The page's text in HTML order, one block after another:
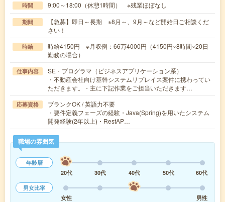
時間 9:00～18:00（休憩1時間） ※残業ほぼなし
期間
【急募】即日～長期 ※8月～、9月～など開始日ご相談くだ
さい！
時給
時給4150円 ※月収例：66万4000円（4150円×8時間×20日
勤務の場合）
仕事内容
SE・プログラマ（ビジネスアプリケーション系）
・不動産会社向け基幹システムリプレイス案件に携わってい
ただきます。・主に下記作業をご担当いただきます…
応募資格
ブランクOK / 英語力不要
・要件定義フェーズの経験・Java(Spring)を用いたシステム
開発経験(2年以上)・RestAP…
職場の雰囲気
年齢層
20代
30代 40代 50代
60代
男女比率
女性
男性